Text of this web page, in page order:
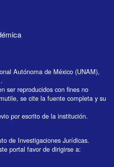
Autónoma de México (UNAM),
ser reproducidos con fines no
se cite la fuente completa y su
por escrito de la institución.
de Investigaciones Jurídicas.
portal favor de dirigirse a: